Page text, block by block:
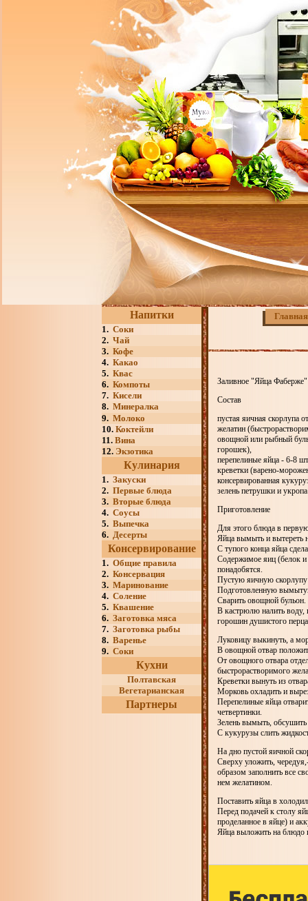
Напитки
1. Соки
2. Чай
3. Кофе
4. Какао
5. Квас
6. Компоты
7. Кисели
8. Минералка
9. Молоко
10. Коктейли
11. Вина
12. Экзотика
Кулинария
1. Закуски
2. Первые блюда
3. Вторые блюда
4. Соусы
5. Выпечка
6. Десерты
Консервирование
1. Общие правила
2. Консервация
3. Маринование
4. Соление
5. Квашение
6. Заготовка мяса
7. Заготовка рыбы
8. Варенье
9. Соки
Кухни
Полтавская
Вегетарианская
Партнеры
Главная
Заливное "Яйца Фаберже"
Состав
пустая яичная скорлупа
желатин
овощной или рыбный
горошек),
перепелиные яйца - 6-8
креветки (варено-
консервированная
зелень петрушки и укропа
Приготовление
Для этого блюда в
Яйца вымыть и вытереть
С тупого конца яйца
Содержимое яиц (белок и
понадобятся.
Пустую яичную скорлупу
Подготовленную
Сварить овощной бульон.
В кастрюлю налить воду,
горошин душистого
Луковицу выкинуть, а
В овощной отвар
От овощного отвара
быстрорастворимого
Креветки вынуть из
Морковь охладить и
Перепелиные яйца
четвертинки.
Зелень вымыть, обсушить
С кукурузы слить
На дно пустой яичной
Сверху уложить,
образом заполнить все
нем желатином.
Поставить яйца в
Перед подачей к столу
проделанное в яйце) и
Яйца выложить на блюдо